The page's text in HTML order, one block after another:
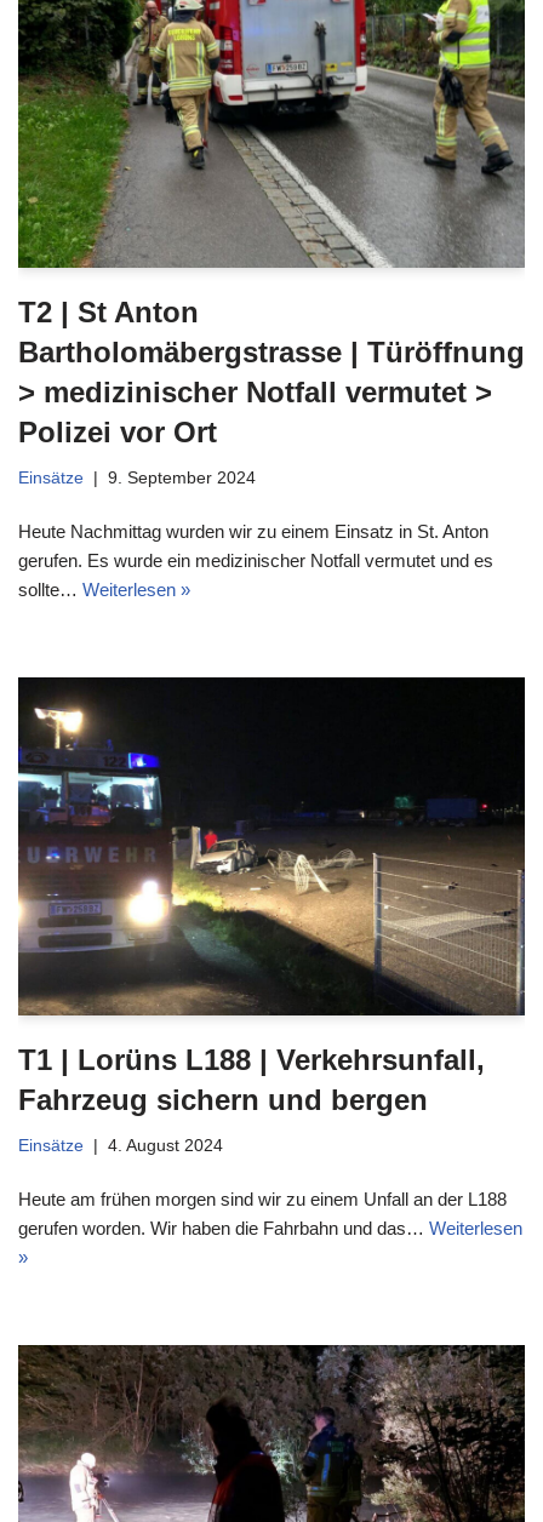
T2 | St Anton
Bartholomäbergstrasse | Türöffnung
> medizinischer Notfall vermutet >
Polizei vor Ort
Einsätze 9. September 2024
Heute Nachmittag wurden wir zu einem Einsatz in St. Anton
gerufen. Es wurde ein medizinischer Notfall vermutet und es
sollte… Weiterlesen »
T1 | Lorüns L188 | Verkehrsunfall,
Fahrzeug sichern und bergen
Einsätze 4. August 2024
Heute am frühen morgen sind wir zu einem Unfall an der L188
gerufen worden. Wir haben die Fahrbahn und das… Weiterlesen
»